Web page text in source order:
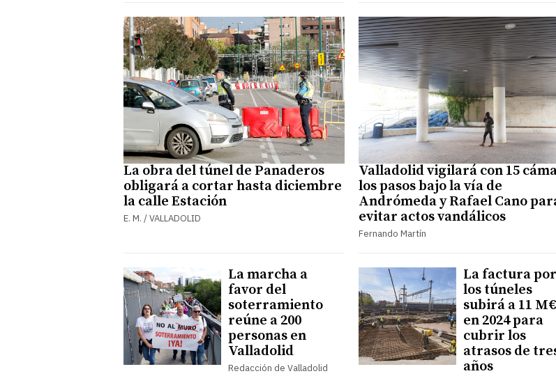
La obra del túnel de Panaderos
obligará a cortar hasta diciembre
la calle Estación
E. M. / VALLADOLID
Valladolid vigilará con 15
los pasos bajo la vía de
Andrómeda y Rafael Cano
evitar actos vandálicos
Fernando Martín
La marcha a
favor del
soterramiento
reúne a 200
personas en
Valladolid
Redacción de Valladolid
La factura por
los túneles
subirá a 11 M€
en 2024 para
cubrir los
atrasos de
años